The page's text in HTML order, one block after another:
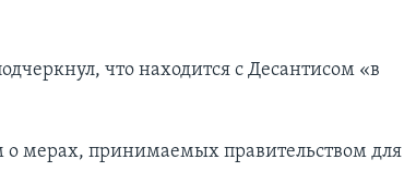
что находится с Десантисом «в
о мерах, принимаемых правительством для